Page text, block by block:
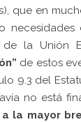
que en
necesidades
de la Unión
de estos
9.3 del
no está
la mayor